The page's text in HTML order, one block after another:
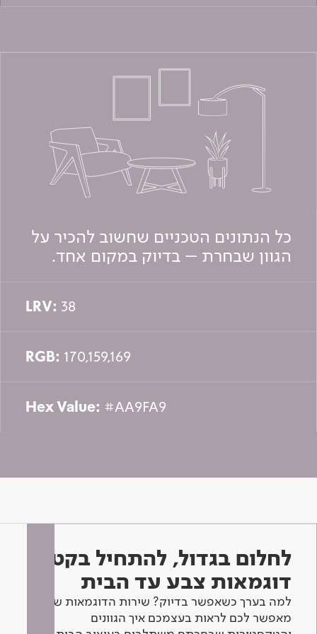
כל הנתונים הטכניים שחשוב להכיר על
הגוון שבחרת – בדיוק במקום אחד.
LRV: 38
RGB: 170,159,169
Hex Value: #AA9FA9
לחלום בגדול, להתחיל בקטן -
דוגמאות צבע עד הבית
למה בערך כשאפשר בדיוק? שירות הדוגמאות שלנו
מאפשר לכם לראות בעצמכם איך הגוונים